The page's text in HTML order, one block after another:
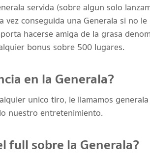
servida (sobre algun solo
vez conseguida una Generala si no
hacerse amiga de la grasa
bonus sobre 500 lugares.
en la Generala?
unico tiro, le llamamos
nuestro entretenimiento.
full sobre la Generala?